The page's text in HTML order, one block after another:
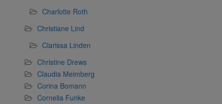
Charlotte Roth
Christiane Lind
Clarissa Linden
Christine Drews
Claudia Meimberg
Corina Bomann
Cornelia Funke